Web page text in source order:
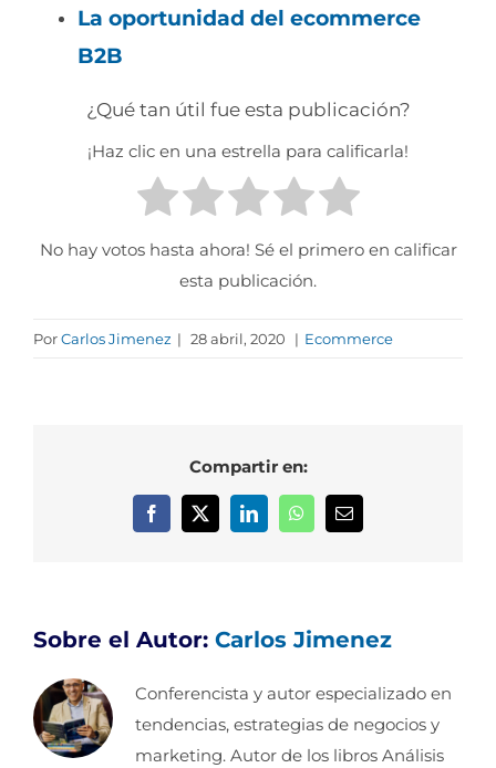
La oportunidad del ecommerce
B2B
¿Qué tan útil fue esta publicación?
¡Haz clic en una estrella para calificarla!
No hay votos hasta ahora! Sé el primero en calificar
esta publicación.
PorCarlos Jimenez | 28 abril, 2020 | Ecommerce
Compartir en:
Facebook
X LinkedInWhatsAppCorreo
electrónico
Sobre el Autor: Carlos Jimenez
Conferencista y autor especializado en
tendencias, estrategias de negocios y
marketing. Autor de los libros Análisis